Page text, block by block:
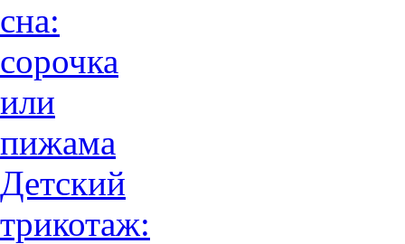
сна:
сорочка
или
пижама
Детский
трикотаж: